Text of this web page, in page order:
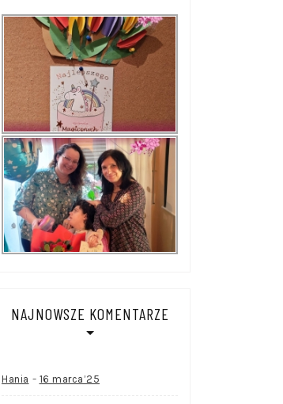
NAJNOWSZE KOMENTARZE
Hania - 16 marca’25